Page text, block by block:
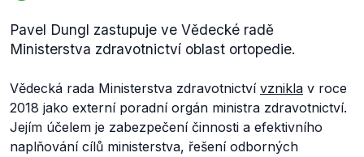
Pavel Dungl zastupuje ve Vědecké radě
Ministerstva zdravotnictví oblast ortopedie.
Vědecká rada Ministerstva zdravotnictví vznikla v roce
2018 jako externí poradní orgán ministra zdravotnictví.
Jejím účelem je zabezpečení činnosti a efektivního
naplňování cílů ministerstva, řešení odborných